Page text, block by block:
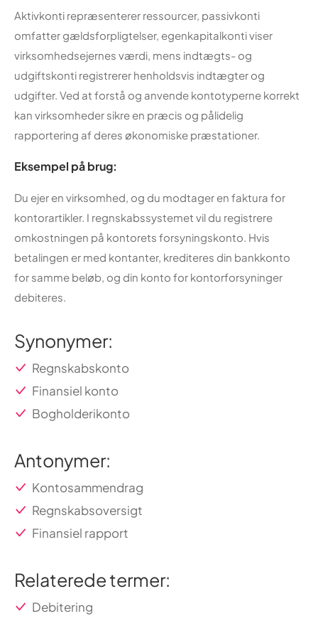
Aktivkonti repræsenterer ressourcer, passivkonti
omfatter gældsforpligtelser, egenkapitalkonti viser
virksomhedsejernes værdi, mens indtægts- og
udgiftskonti registrerer henholdsvis indtægter og
udgifter. Ved at forstå og anvende kontotyperne korrekt
kan virksomheder sikre en præcis og pålidelig
rapportering af deres økonomiske præstationer.
Eksempel på brug:
Du ejer en virksomhed, og du modtager en faktura for
kontorartikler. I regnskabssystemet vil du registrere
omkostningen på kontorets forsyningskonto. Hvis
betalingen er med kontanter, krediteres din bankkonto
for samme beløb, og din konto for kontorforsyninger
debiteres.
Synonymer:
Regnskabskonto
Finansiel konto
Bogholderikonto
Antonymer:
Kontosammendrag
Regnskabsoversigt
Finansiel rapport
Relaterede termer:
Debitering